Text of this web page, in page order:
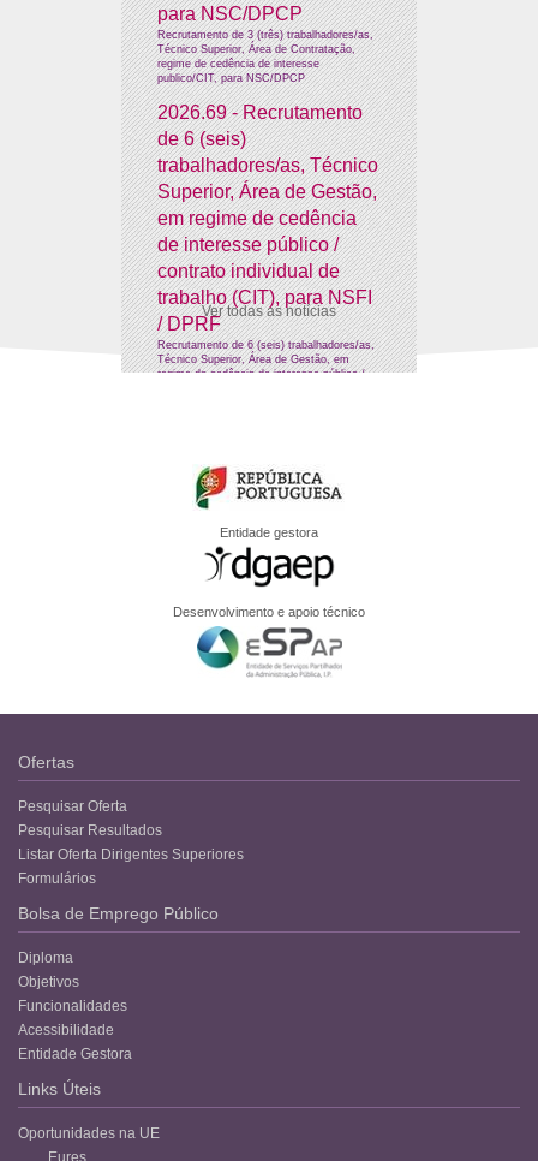
para NSC/DPCP
Recrutamento de 3 (três) trabalhadores/as,
Técnico Superior, Área de Contratação,
regime de cedência de interesse
publico/CIT, para NSC/DPCP
2026.69 - Recrutamento
de 6 (seis)
trabalhadores/as, Técnico
Superior, Área de Gestão,
em regime de cedência
de interesse público /
contrato individual de
trabalho (CIT), para NSFI
/ DPRF
Recrutamento de 6 (seis) trabalhadores/as,
Técnico Superior, Área de Gestão, em
regime de cedência de interesse público /
Ver todas as notícias
Entidade gestora
Desenvolvimento e apoio técnico
Ofertas
Pesquisar Oferta
Pesquisar Resultados
Listar Oferta Dirigentes Superiores
Formulários
Bolsa de Emprego Público
Diploma
Objetivos
Funcionalidades
Acessibilidade
Entidade Gestora
Links Úteis
Oportunidades na UE